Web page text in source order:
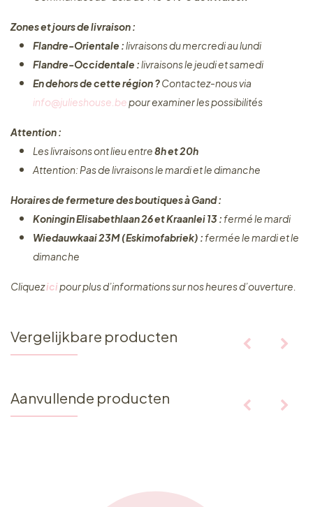
Zones et jours de livraison :
Flandre-Orientale :livraisons du mercredi au lundi
Flandre-Occidentale :livraisons le jeudi et samedi
En dehors de cette région ?Contactez-nous via
info@julieshouse.bepour examiner les possibilités
Attention :
Les livraisons ont lieu entre8h et 20h
Attention: Pas de livraisons le mardi et le dimanche
Horaires de fermeture des boutiques à Gand :
Koningin Elisabethlaan 26 et Kraanlei 13 :fermé le mardi
Wiedauwkaai 23M (Eskimofabriek) :fermée le mardi et le
dimanche
Cliquez ​icipour plus d’informations sur nos heures d’ouverture.
Vergelijkbare producten
Aanvullende producten